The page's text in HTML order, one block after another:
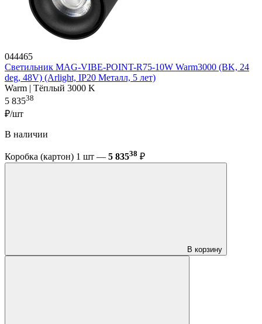
044465
Светильник MAG-VIBE-POINT-R75-10W Warm3000 (BK, 24
deg, 48V) (Arlight, IP20 Металл, 5 лет)
Warm | Тёплый 3000 K
5 83538
₽/шт
В наличии
Коробка (картон) 1 шт — 5 83538 ₽
В корзину